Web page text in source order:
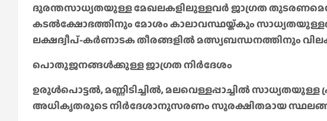
ദുരന്തസാധ്യതയുള്ള മേഖലകളിലുള്ളവര്‍ ജാഗ്രത
കടല്‍ക്ഷോഭത്തിനും മോശം കാലാവസ്ഥയ്ക്കും
ലക്ഷദ്വീപ്-കര്‍ണാടക തീരങ്ങളില്‍ മത്സ്യബന്ധനത്തിനും
പൊതുജനങ്ങൾക്കുള്ള ജാഗ്രത നിർദേശം
ഉരുൾപൊട്ടൽ, മണ്ണിടിച്ചിൽ, മലവെള്ളപ്പാച്ചിൽ
അധികൃതരുടെ നിർദേശാനുസരണം സുരക്ഷിതമായ